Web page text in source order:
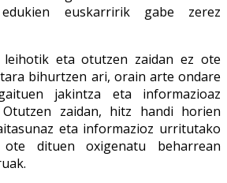
euskarririk gabe zerez
eta otutzen zaidan ez ote
bihurtzen ari, orain arte ondare
jakintza eta informazioaz
zaidan, hitz handi horien
eta informazioz urritutako
dituen oxigenatu beharrean